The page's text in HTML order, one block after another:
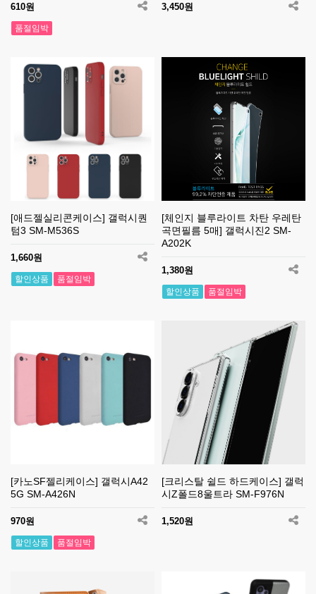
610원
품절임박
3,450원
[애드젤실리콘케이스] 갤럭시퀀
텀3 SM-M536S
1,660원
할인상품 품절임박
[체인지 블루라이트 차탄 우레탄
곡면필름 5매] 갤럭시진2 SM-
A202K
1,380원
할인상품 품절임박
[카노SF젤리케이스] 갤럭시A42
5G SM-A426N
970원
할인상품 품절임박
[크리스탈 쉴드 하드케이스] 갤럭
시Z폴드8울트라 SM-F976N
1,520원